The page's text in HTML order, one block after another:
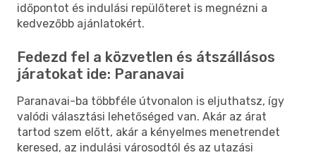
időpontot és indulási repülőteret is megnézni a
kedvezőbb ajánlatokért.
Fedezd fel a közvetlen és átszállásos
járatokat ide: Paranavai
Paranavai-ba többféle útvonalon is eljuthatsz, így
valódi választási lehetőséged van. Akár az árat
tartod szem előtt, akár a kényelmes menetrendet
keresed, az indulási városodtól és az utazási